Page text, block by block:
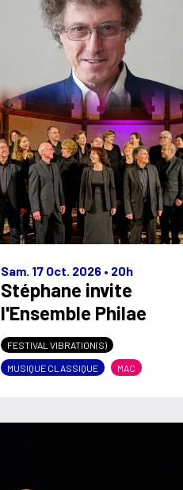
Sam. 17 Oct. 2026 • 20h
Stéphane invite
l'Ensemble Philae
FESTIVAL VIBRATION(S)
MUSIQUE CLASSIQUE MAC